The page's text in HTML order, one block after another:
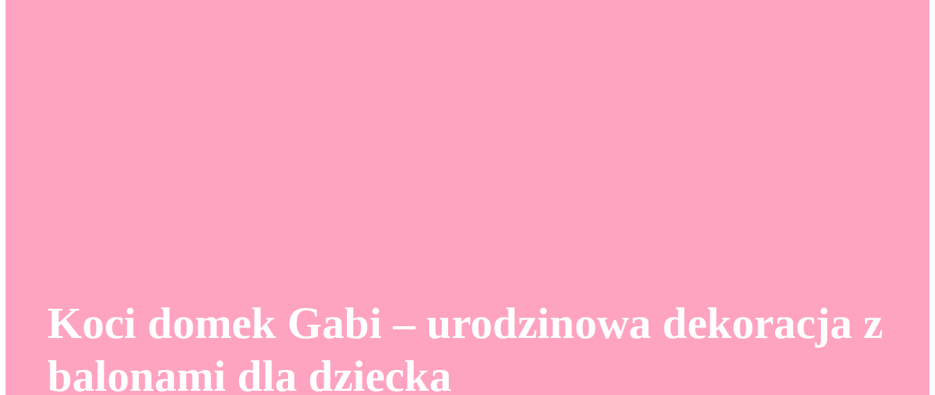
Koci domek Gabi – urodzinowa dekoracja z
balonami dla dziecka